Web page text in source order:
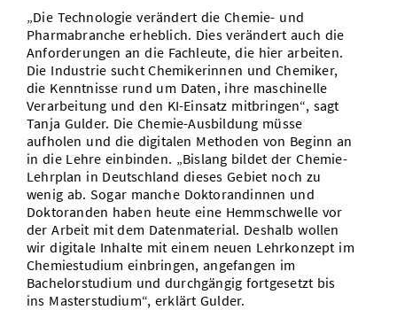
„Die Technologie verändert die Chemie- und
Pharmabranche erheblich. Dies verändert auch die
Anforderungen an die Fachleute, die hier arbeiten.
Die Industrie sucht Chemikerinnen und Chemiker,
die Kenntnisse rund um Daten, ihre maschinelle
Verarbeitung und den KI-Einsatz mitbringen“, sagt
Tanja Gulder. Die Chemie-Ausbildung müsse
aufholen und die digitalen Methoden von Beginn an
in die Lehre einbinden. „Bislang bildet der Chemie-
Lehrplan in Deutschland dieses Gebiet noch zu
wenig ab. Sogar manche Doktorandinnen und
Doktoranden haben heute eine Hemmschwelle vor
der Arbeit mit dem Datenmaterial. Deshalb wollen
wir digitale Inhalte mit einem neuen Lehrkonzept im
Chemiestudium einbringen, angefangen im
Bachelorstudium und durchgängig fortgesetzt bis
ins Masterstudium“, erklärt Gulder.